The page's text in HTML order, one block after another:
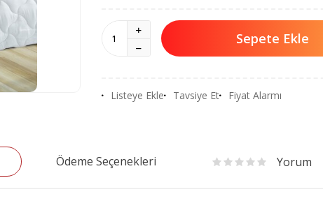
Sepete Ekle
Listeye Ekle Tavsiye Et Fiyat Alarmı
Ödeme Seçenekleri Yorum